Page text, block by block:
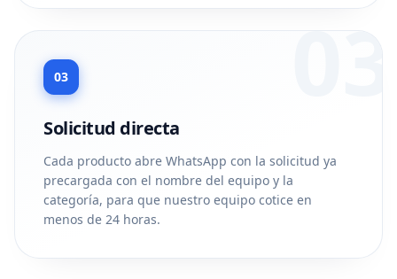
03
03
Solicitud directa
Cada producto abre WhatsApp con la solicitud ya
precargada con el nombre del equipo y la
categoría, para que nuestro equipo cotice en
menos de 24 horas.